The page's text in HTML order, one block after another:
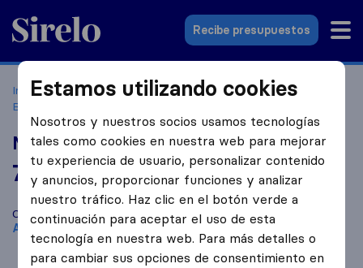
Sirelo.es
Recibe presupuestos
Inicio Empresas de mudanzas
SANT ANDREU DE LA
BARCA
MDSER
7,4 basado en 3
reseñas de Sirelo y Google
i
Compara MDSER con otrasempresas de mudanzas
Andreu de la Barca
Estamos utilizando cookies
Nosotros y nuestros socios usamos tecnologías
tales como cookies en nuestra web para mejorar
tu experiencia de usuario, personalizar contenido
y anuncios, proporcionar funciones y analizar
nuestro tráfico. Haz clic en el botón verde a
continuación para aceptar el uso de esta
tecnología en nuestra web. Para más detalles o
para cambiar sus opciones de consentimiento en